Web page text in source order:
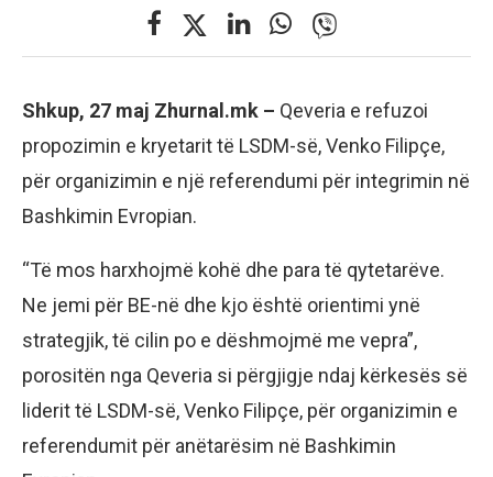
Shkup, 27 maj Zhurnal.mk – Qeveria e refuzoi
propozimin e kryetarit të LSDM-së, Venko Filipçe,
për organizimin e një referendumi për integrimin në
Bashkimin Evropian.
“Të mos harxhojmë kohë dhe para të qytetarëve.
Ne jemi për BE-në dhe kjo është orientimi ynë
strategjik, të cilin po e dëshmojmë me vepra”,
porositën nga Qeveria si përgjigje ndaj kërkesës së
liderit të LSDM-së, Venko Filipçe, për organizimin e
referendumit për anëtarësim në Bashkimin